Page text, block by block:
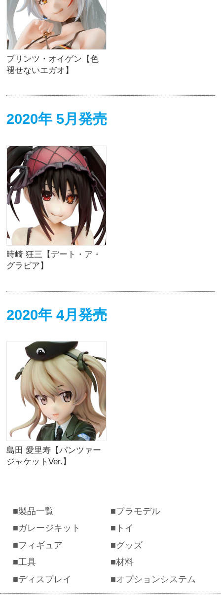
プリンツ・オイゲン【色
褪せないエガオ】
2020年 5月発売
時崎 狂三【デート・ア・
グラビア】
2020年 4月発売
島田 愛里寿【パンツァー
ジャケットVer.】
製品一覧
プラモデル
ガレージキット
トイ
フィギュア
グッズ
工具
材料
ディスプレイ
オプションシステム